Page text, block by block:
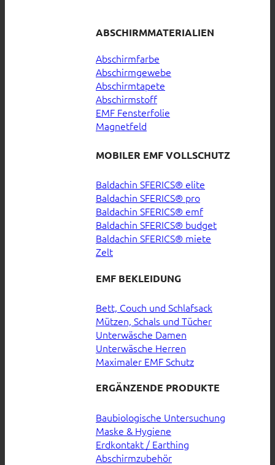
ABSCHIRMMATERIALIEN
Abschirmfarbe
Abschirmgewebe
Abschirmtapete
Abschirmstoff
EMF Fensterfolie
Magnetfeld
MOBILER EMF VOLLSCHUTZ
Baldachin SFERICS® elite
Baldachin SFERICS® pro
Baldachin SFERICS® emf
Baldachin SFERICS® budget
Baldachin SFERICS® miete
Zelt
EMF BEKLEIDUNG
Bett, Couch und Schlafsack
Mützen, Schals und Tücher
Unterwäsche Damen
Unterwäsche Herren
Maximaler EMF Schutz
ERGÄNZENDE PRODUKTE
Baubiologische Untersuchung
Maske & Hygiene
Erdkontakt / Earthing
Abschirmzubehör